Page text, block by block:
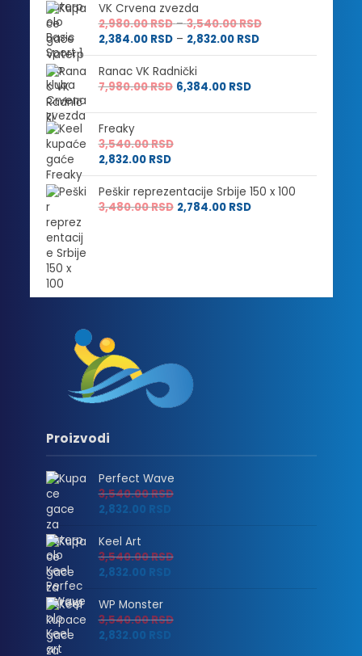
VK Crvena zvezda
2,980.00RSD – 3,540.00RSDRaspon
od
2,384.00 RSD – 2,832.00 RSDRaspon
cena:
2,832.00 RSD
Ranac VK Radnički
7,980.00RSD 6,384.00 RSD
Freaky
3,540.00RSD
2,832.00 RSD
Peškir reprezentacije Srbije 150 x 100
3,480.00RSD 2,784.00 RSD
Proizvodi
Perfect Wave
3,540.00RSD
2,832.00 RSD
Keel Art
3,540.00RSD
2,832.00 RSD
WP Monster
3,540.00RSD
2,832.00 RSD